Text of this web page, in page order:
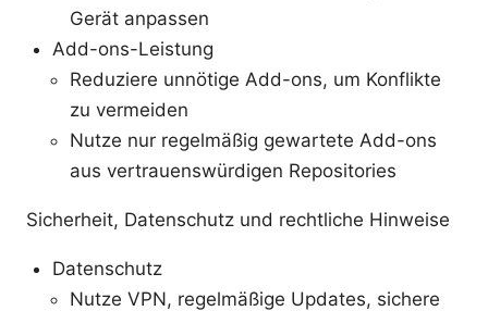
Gerät anpassen
Add-ons-Leistung
Reduziere unnötige Add-ons, um Konflikte
zu vermeiden
Nutze nur regelmäßig gewartete Add-ons
aus vertrauenswürdigen Repositories
Sicherheit, Datenschutz und rechtliche Hinweise
Datenschutz
Nutze VPN, regelmäßige Updates, sichere